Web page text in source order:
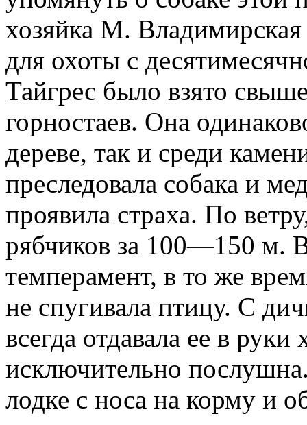
хозяйка М. Владимирская
для охоты с
Тайгрес было взято
горностаев. Она
дереве, так и среди
преследовала собака и
проявила страха. По
рябчиков за 100—150 м.
темперамент, в то же
не спугивала птицу. С
всегда отдавала ее в
исключительно
лодке с носа на корму и